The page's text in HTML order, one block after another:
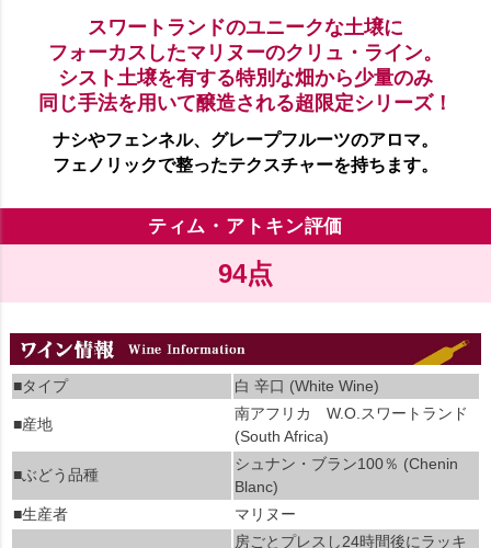
スワートランドのユニークな土壌に
フォーカスしたマリヌーのクリュ・ライン。
シスト土壌を有する特別な畑から少量のみ
同じ手法を用いて醸造される超限定シリーズ！
ナシやフェンネル、グレープフルーツのアロマ。
フェノリックで整ったテクスチャーを持ちます。
ティム・アトキン評価
94点
■タイプ 白 辛口 (White Wine)
■産地
南アフリカ W.O.スワートランド
(South Africa)
■ぶどう品種
シュナン・ブラン100％ (Chenin
Blanc)
■生産者
マリヌー
房ごとプレスし24時間後にラッキ